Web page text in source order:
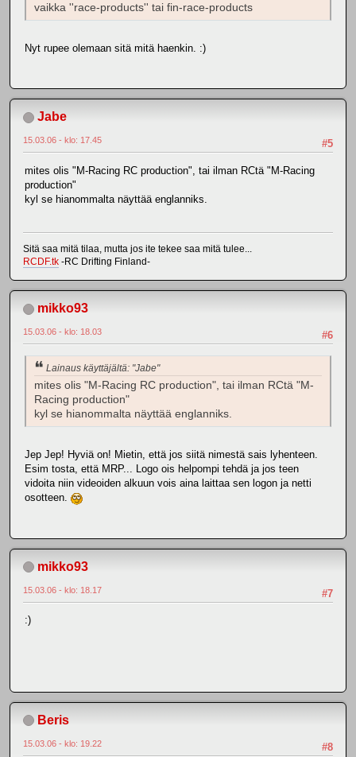
vaikka ''race-products'' tai fin-race-products
Nyt rupee olemaan sitä mitä haenkin. :)
Jabe
#5
15.03.06 - klo: 17.45
mites olis "M-Racing RC production", tai ilman RCtä "M-Racing
production"
kyl se hianommalta näyttää englanniks.
Sitä saa mitä tilaa, mutta jos ite tekee saa mitä tulee...
RCDF.tk -RC Drifting Finland-
mikko93
#6
15.03.06 - klo: 18.03
Lainaus käyttäjältä: "Jabe"
mites olis "M-Racing RC production", tai ilman RCtä "M-
Racing production"
kyl se hianommalta näyttää englanniks.
Jep Jep! Hyviä on! Mietin, että jos siitä nimestä sais lyhenteen.
Esim tosta, että MRP... Logo ois helpompi tehdä ja jos teen
vidoita niin videoiden alkuun vois aina laittaa sen logon ja netti
osotteen.
mikko93
#7
15.03.06 - klo: 18.17
:)
Beris
#8
15.03.06 - klo: 19.22